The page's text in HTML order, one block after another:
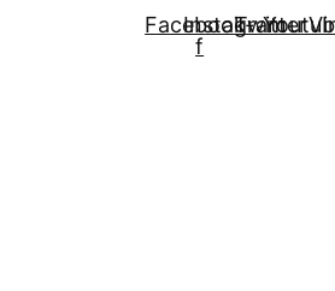
Facebook-
f
Instagram
Twitter